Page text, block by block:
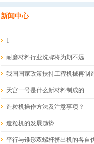
新闻中心
1
耐磨材料行业洗牌将为期不远
我国国家政策扶持工程机械再制
天宫一号是什么新材料制成的
造粒机操作方法及注意事项？
造粒机的发展趋势
平行与锥形双螺杆挤出机的各自